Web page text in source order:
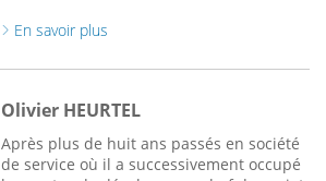
En savoir plus
Olivier HEURTEL
Après plus de huit ans passés en société
de service où il a successivement occupé